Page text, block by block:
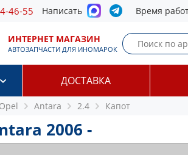
46-55 Написать Время
ИНТЕРНЕТ МАГАЗИН
АВТОЗАПЧАСТИ ДЛЯ ИНОМАРОК
ДОСТАВКА
Opel Antara 2.4 Капот
2006 -